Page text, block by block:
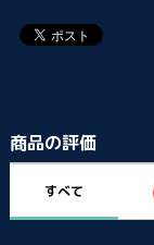
商品の評価
すべて